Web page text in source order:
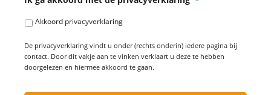
Akkoord privacyverklaring
De privacyverklaring vindt u onder (rechts onderin) iedere pagina bij
contact. Door dit vakje aan te vinken verklaart u deze te hebben
doorgelezen en hiermee akkoord te gaan.